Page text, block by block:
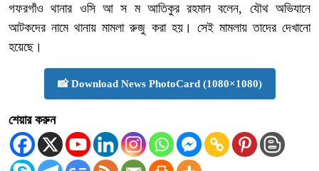
গফরগাঁও থানার ওসি আ স ম আতিকুর রহমান বলেন, যৌথ অভিযানে
আটকদের নামে থানায় মামলা রুজু করা হয়। সেই মামলায় তাদের দেখানো
হয়েছে।
📸 Download News PhotoCard (1080×1080)
শেয়ার করুন